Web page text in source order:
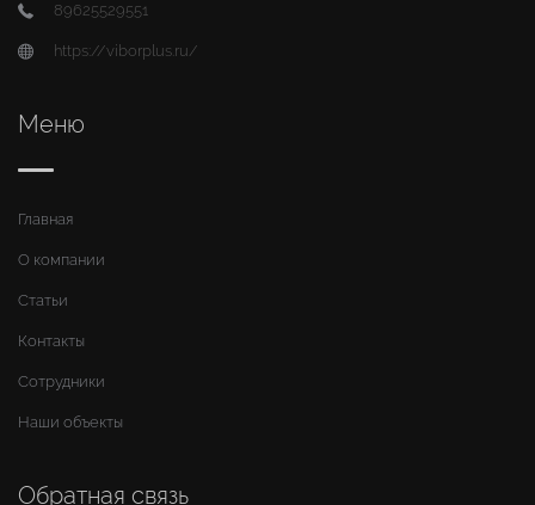
89625529551
https://viborplus.ru/
Меню
Главная
О компании
Статьи
Контакты
Сотрудники
Наши объекты
Обратная связь